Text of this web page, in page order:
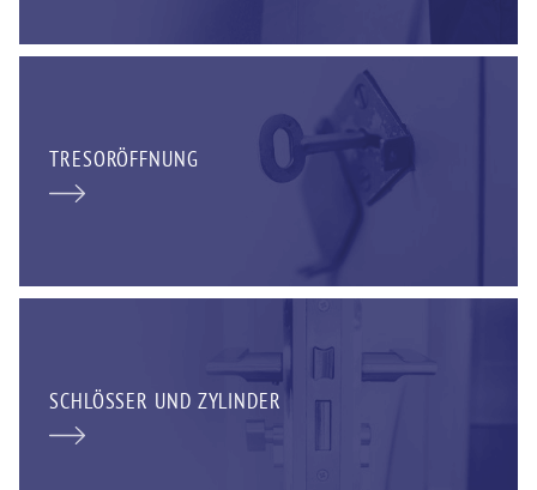
TRESORÖFFNUNG
SCHLÖSSER UND ZYLINDER